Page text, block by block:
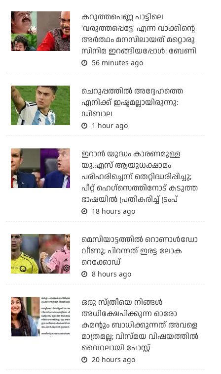
കറുത്തപെണ്ണ പാട്ടിലെ
'വരുത്തപ്പെട്ടേ' എന്ന വാക്കിന്റെ
അർത്ഥം മനസിലായത് മറ്റൊരു
സിനിമ ഇറങ്ങിയപ്പോൾ: ബേണി
56 minutes ago
ചെറുപ്പത്തില്‍ അദ്ദേഹത്തെ
എനിക്ക് ഇഷ്ടമല്ലായിരുന്നു:
ഡിബാല
1 hour ago
ഇറാന്‍ യുദ്ധം കാരണമുള്ള
യു.എസ് ആയുധക്ഷാമം
പരിഹരിച്ചെന്ന് തെറ്റിദ്ധരിപ്പിച്ചു;
പീറ്റ് ഹെഗ്‌സെത്തിനോട് കടുത്ത
ഭാഷയില്‍ പ്രതികരിച്ച് ട്രംപ്
18 hours ago
മെസിയാട്ടത്തില്‍ റൊണാള്‍ഡോ
വീണു; പിറന്നത് ഇരട്ട ലോക
റെക്കോഡ്
8 hours ago
ഒരു സ്ത്രീയെ നിങ്ങള്‍
അധിക്ഷേപിക്കുന്ന ഓരോ
കമന്റും ബാധിക്കുന്നത് അവളെ
മാത്രമല്ല; വിസ്മയ വിഷയത്തില്‍
വൈറലായി പോസ്റ്റ്
20 hours ago